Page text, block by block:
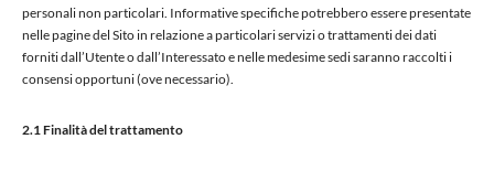
personali non particolari. Informative specifiche potrebbero essere presentate
nelle pagine del Sito in relazione a particolari servizi o trattamenti dei dati
forniti dall’Utente o dall’Interessato e nelle medesime sedi saranno raccolti i
consensi opportuni (ove necessario).
2.1 Finalità del trattamento